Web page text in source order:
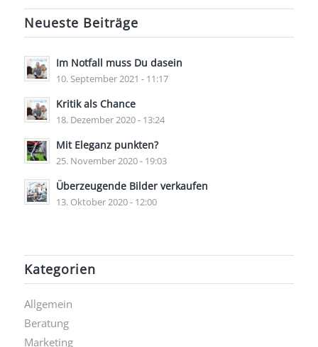
Neueste Beiträge
Im Notfall muss Du dasein
10. September 2021 - 11:17
Kritik als Chance
18. Dezember 2020 - 13:24
Mit Eleganz punkten?
25. November 2020 - 19:03
Überzeugende Bilder verkaufen
13. Oktober 2020 - 12:00
Kategorien
Allgemein
Beratung
Marketing